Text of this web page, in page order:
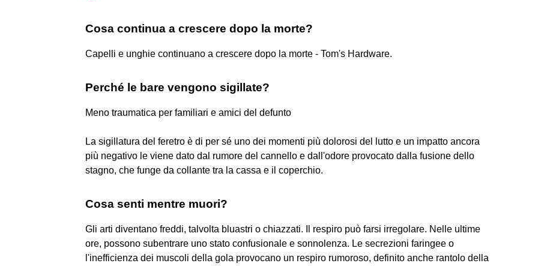
Cosa continua a crescere dopo la morte?
Capelli e unghie continuano a crescere dopo la morte - Tom's Hardware.
Perché le bare vengono sigillate?
Meno traumatica per familiari e amici del defunto
La sigillatura del feretro è di per sé uno dei momenti più dolorosi del lutto e un impatto ancora
più negativo le viene dato dal rumore del cannello e dall'odore provocato dalla fusione dello
stagno, che funge da collante tra la cassa e il coperchio.
Cosa senti mentre muori?
Gli arti diventano freddi, talvolta bluastri o chiazzati. Il respiro può farsi irregolare. Nelle ultime
ore, possono subentrare uno stato confusionale e sonnolenza. Le secrezioni faringee o
l'inefficienza dei muscoli della gola provocano un respiro rumoroso, definito anche rantolo della